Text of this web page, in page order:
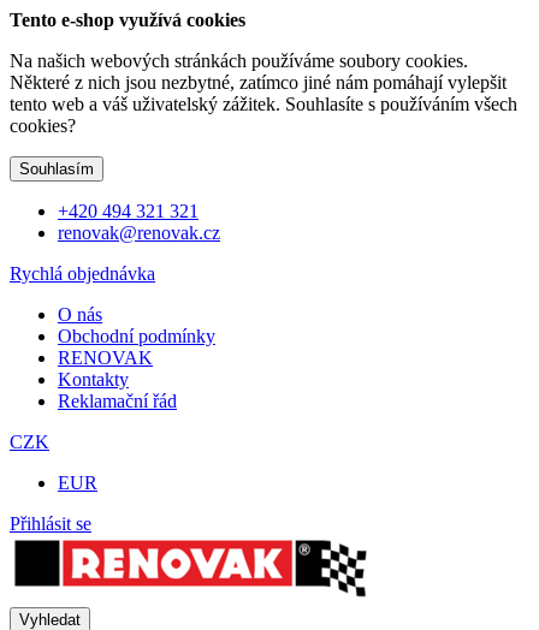
Tento e-shop využívá cookies
Na našich webových stránkách používáme soubory cookies.
Některé z nich jsou nezbytné, zatímco jiné nám pomáhají vylepšit
tento web a váš uživatelský zážitek. Souhlasíte s používáním všech
cookies?
Souhlasím
+420 494 321 321
renovak@renovak.cz
Rychlá objednávka
O nás
Obchodní podmínky
RENOVAK
Kontakty
Reklamační řád
CZK
EUR
Přihlásit se
Vyhledat